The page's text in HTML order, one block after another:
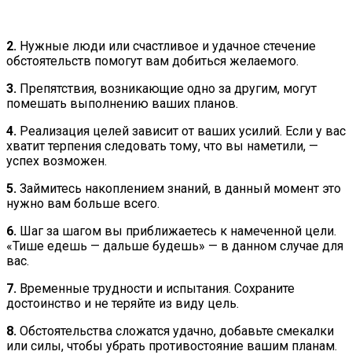
2. Нужные люди или счастливое и удачное стечение
обстоятельств помогут вам добиться желаемого.
3. Препятствия, возникающие одно за другим, могут
помешать выполнению ваших планов.
4. Реализация целей зависит от ваших усилий. Если у вас
хватит терпения следовать тому, что вы наметили, —
успех возможен.
5. Займитесь накоплением знаний, в данный момент это
нужно вам больше всего.
6. Шаг за шагом вы приближаетесь к намеченной цели.
«Тише едешь — дальше будешь» — в данном случае для
вас.
7. Временные трудности и испытания. Сохраните
достоинство и не теряйте из виду цель.
8. Обстоятельства сложатся удачно, добавьте смекалки
или силы, чтобы убрать противостояние вашим планам.